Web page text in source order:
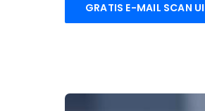
GRATIS E-MAIL SCAN